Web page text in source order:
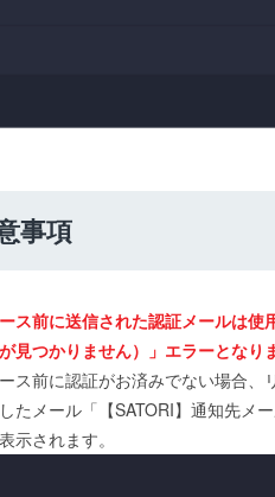
事項
ス前に送信された認証メールは
見つかりません）」エラーとなり
ス前に認証がお済みでない場合、
たメール「【SATORI】通知先メ
示されます。